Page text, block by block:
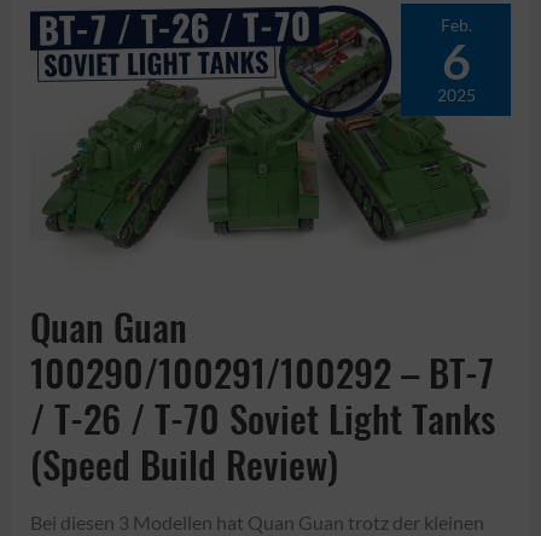
–
Limited
Edition
Tiger
Build
Review)
Feb.
6
2025
Quan Guan
100290/100291/100292 – BT-7
/ T-26 / T-70 Soviet Light Tanks
(Speed Build Review)
Bei diesen 3 Modellen hat Quan Guan trotz der kleinen